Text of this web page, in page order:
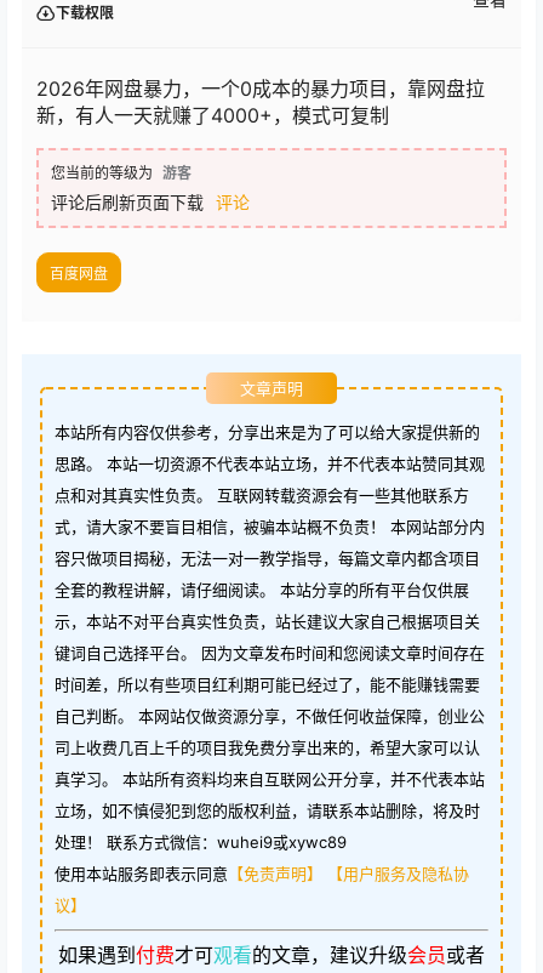
下载权限
2026年网盘暴力，一个0成本的暴力项目，靠网盘拉
新，有人一天就赚了4000+，模式可复制
您当前的等级为 游客
评论后刷新页面下载 评论
百度网盘
文章声明
本站所有内容仅供参考，分享出来是为了可以给大家提供新的
思路。 本站一切资源不代表本站立场，并不代表本站赞同其观
点和对其真实性负责。 互联网转载资源会有一些其他联系方
式，请大家不要盲目相信，被骗本站概不负责！ 本网站部分内
容只做项目揭秘，无法一对一教学指导，每篇文章内都含项目
全套的教程讲解，请仔细阅读。 本站分享的所有平台仅供展
示，本站不对平台真实性负责，站长建议大家自己根据项目关
键词自己选择平台。 因为文章发布时间和您阅读文章时间存在
时间差，所以有些项目红利期可能已经过了，能不能赚钱需要
自己判断。 本网站仅做资源分享，不做任何收益保障，创业公
司上收费几百上千的项目我免费分享出来的，希望大家可以认
真学习。 本站所有资料均来自互联网公开分享，并不代表本站
立场，如不慎侵犯到您的版权利益，请联系本站删除，将及时
处理！ 联系方式微信：wuhei9或xywc89
使用本站服务即表示同意 【免责声明】
【用户服务及隐私协
议】
如果遇到 付费才可观看的文章，建议升级会员或者